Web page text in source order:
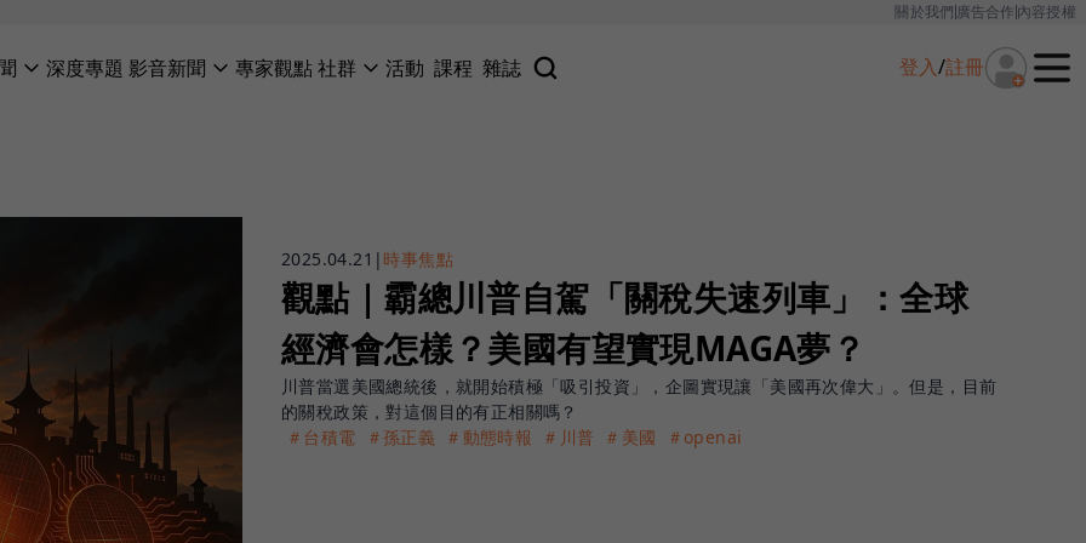
關於我們廣告合作內容授權
深度專題 影音新聞 專家觀點社群 活動 課程 雜誌 登入/註冊
2025.04.21 | 時事焦點
觀點｜霸總川普自駕「關稅失速列車」：全球
經濟會怎樣？美國有望實現MAGA夢？
川普當選美國總統後，就開始積極「吸引投資」，企圖實現讓「美國再次偉大」。但是，目前
的關稅政策，對這個目的有正相關嗎？
＃台積電
＃孫正義 ＃動態時報 ＃川普 ＃美國 ＃openai